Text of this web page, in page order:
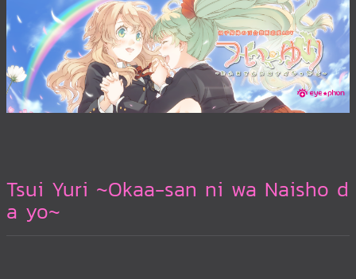
Tsui Yuri ~Okaa-san ni wa Naisho d
a yo~